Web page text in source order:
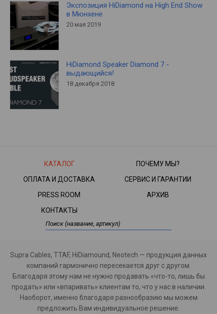
Экспозиция HiDiamond на High End Show
в Мюнхене
20 мая 2019
HiDiamond Speaker Diamond 7 -
выдающийся!
18 декабря 2018
КАТАЛОГ
ПОЧЕМУ МЫ?
ОПЛАТА И ДОСТАВКА
СЕРВИС И ГАРАНТИИ
PRESS ROOM
АРХИВ
КОНТАКТЫ
Supra Cables, TTAF, HiDiamound, Neotech — продукция данных
компаний гармонично пересекается друг с другом.
Благодаря этому нам не нужно продавать «что-то, лишь бы
продать» или «впаривать» клиентам то, что у нас в наличии.
Наоборот, именно благодаря разнообразию мы можем
предложить Вам индивидуальное решение.